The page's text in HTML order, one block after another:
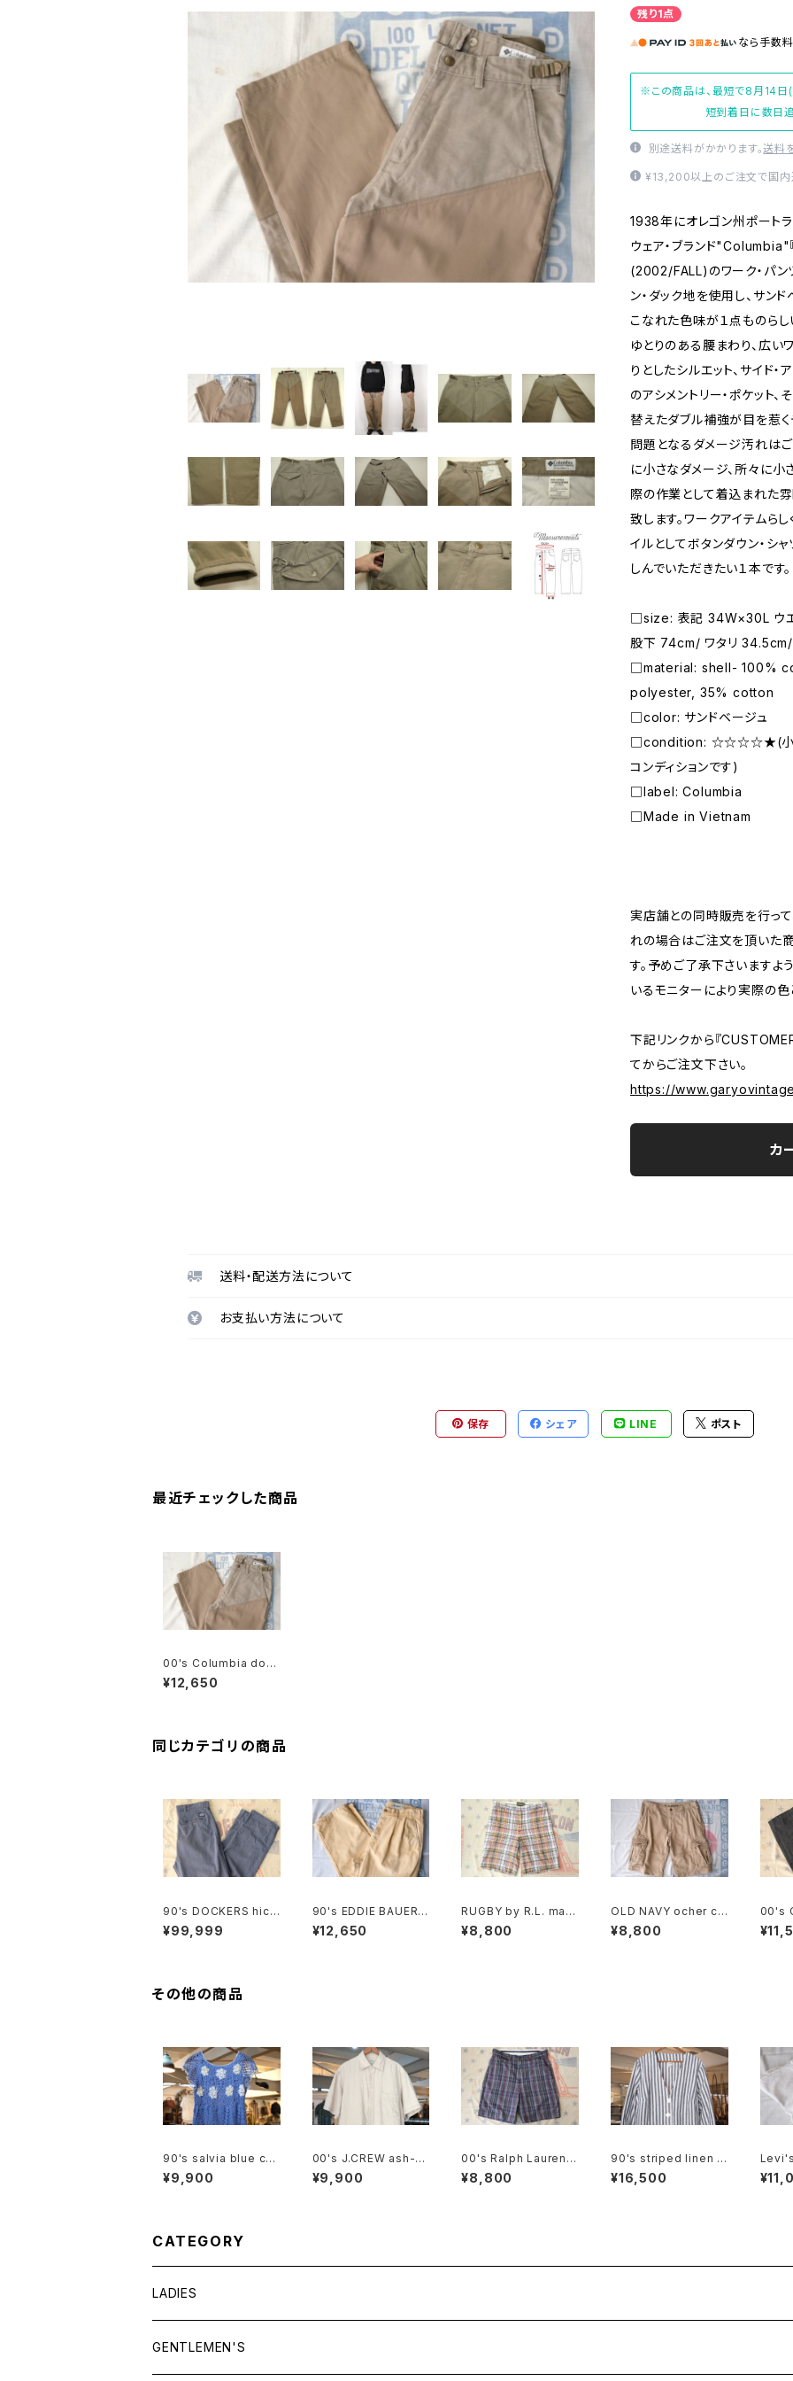
残り1点
なら 手数
※この商品は、最短で8月14日(
短到着日に数日
別途送料がかかります。送料
¥13,200以上のご注文で国内
1938年にオレゴン州ポート
ウェア・ブランド
(2002/FALL)のワーク・パン
ン・ダック地を使用し、サン
こなれた色味が１点ものら
ゆとりのある腰まわり、広い
りとしたシルエット、サイド・
のアシメントリー・ポケット、
替えたダブル補強が目を惹く
問題となるダメージ汚れはご
に小さなダメージ、所々に小
際の作業として着込まれた
致します。ワークアイテムら
イルとしてボタンダウン・シ
しんでいただきたい１本です。
□size: 表記 34W×30L ウ
股下 74cm/ ワタリ
□material: shell- 100%
polyester, 35% cotton
□color: サンドベージュ
□condition: ☆☆☆☆★(小さ
コンディションです)
□label: Columbia
□Made in Vietnam
実店舗との同時販売を行っ
れの場合はご注文を頂いた
す。予めご了承下さいますよ
いるモニターにより実際の
下記リンクから『
てからご注文下さい。
https://
カ
送料・配送方法について
お支払い方法について
保存 シェア LINE ポスト
最近チェックした商品
00's Columbia dou
ble-knee duck-can
vas Pants
¥12,650
同じカテゴリの商品
90's DOCKERS hick
ory-stripe one-tuck
Pants "Made in U.S.
¥99,999
90's EDDIE BAUER c
otton-duck 2-tuck
Pants
¥12,650
RUGBY by R.L. mad
aras plaid cotton Sh
orts
¥8,800
OLD NAVY ocher co
tton-twill cargo Sho
rts
¥8,800
00's
HBT
Pants
その他の商品
90's salvia blue cro
chet babydoll Top
¥9,900
00's J.CREW ash-b
eige linen Shirt
¥9,900
00's Ralph Lauren
madaras plaid cotto
n Shorts
¥8,800
90's striped linen c
otton V-neck Jacke
t
¥16,500
e
CATEGORY
LADIES
TOPS
GENTLEMEN'S